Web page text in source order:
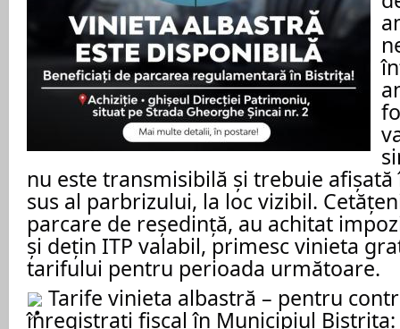
nu este transmisibilă și trebuie
sus al parbrizului, la loc vizibil.
parcare de reședință, au achitat
și dețin ITP valabil, primesc vinieta
tarifului pentru perioada următoare.
Tarife vinieta albastră – pentru
înregistrați fiscal în Municipiul Bistrița: